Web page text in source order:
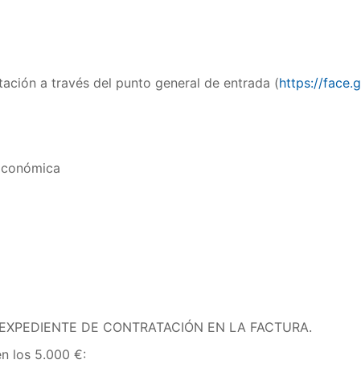
a través del punto general de entrada (https://
DE CONTRATACIÓN EN LA FACTURA.
los 5.000 €: